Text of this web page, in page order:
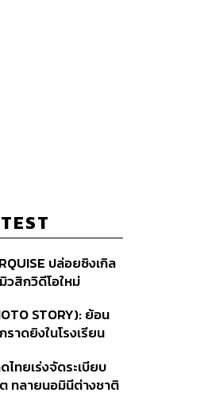
ปล่อยซิงเกิล
วสิกวิดีโอใหม่
ธ์สุด Toxic
STORY): ย้อน
ราดยิงในโรงเรียน
ยน
ไทยเร่งจัดระเบียบ
ทลายนอมินีต่างชาติ